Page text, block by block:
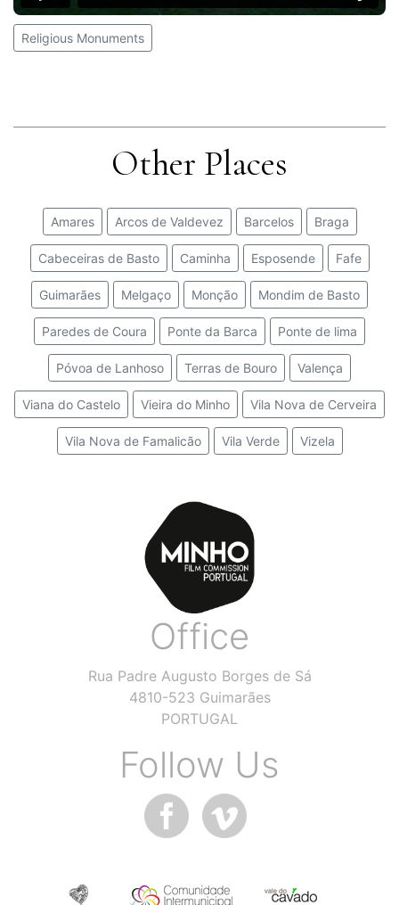
Religious Monuments
Other Places
Amares Arcos de Valdevez Barcelos Braga
Cabeceiras de Basto Caminha Esposende Fafe
Guimarães Melgaço Monção Mondim de Basto
Paredes de Coura Ponte da Barca Ponte de lima
Póvoa de Lanhoso Terras de Bouro Valença
Viana do Castelo Vieira do Minho Vila Nova de Cerveira
Vila Nova de Famalicão Vila Verde Vizela
Office
Rua Padre Augusto Borges de Sá
4810-523 Guimarães
PORTUGAL
Follow Us